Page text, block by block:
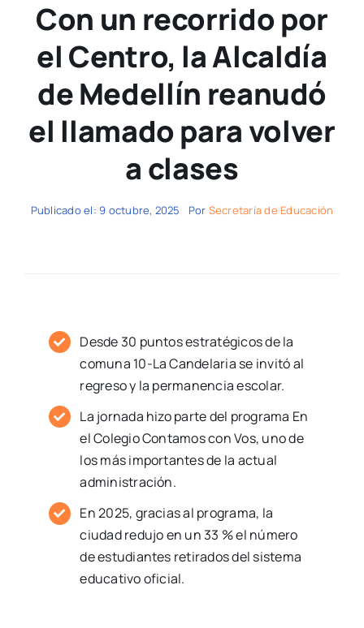
Con un recorrido por
el Centro, la Alcaldía
de Medellín reanudó
el llamado para volver
a clases
Publicado el: 9 octubre, 2025 Por Secretaría de Educación
Desde 30 puntos estratégicos de la
comuna 10-La Candelaria se invitó al
regreso y la permanencia escolar.
La jornada hizo parte del programa En
el Colegio Contamos con Vos, uno de
los más importantes de la actual
administración.
En 2025, gracias al programa, la
ciudad redujo en un 33 % el número
de estudiantes retirados del sistema
educativo oficial.